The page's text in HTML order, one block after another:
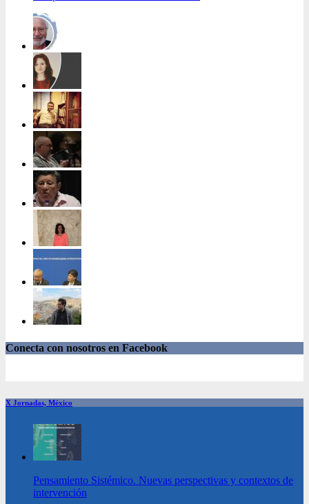
Conecta con nosotros en Facebook
X Jornadas, México
Pensamiento Sistémico. Nuevas perspectivas y contextos de
intervención